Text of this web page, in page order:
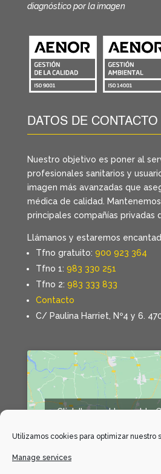
Utilizamos cookies para optimizar nuestro
Manage services
diagnóstico por la imagen
DATOS DE CONTACTO
Nuestro objetivo es poner al
profesionales sanitarios y
imagen más avanzadas que
médica de calidad.
principales compañías privadas
Llámanos y estaremos
Tfno gratuito: 900 923 364
Tfno 1: 983 330 251
Tfno 2: 983 333 833
Contacto
C/ Paulina Harriet, Nº4 y 6.
Click 'I agree' to enable